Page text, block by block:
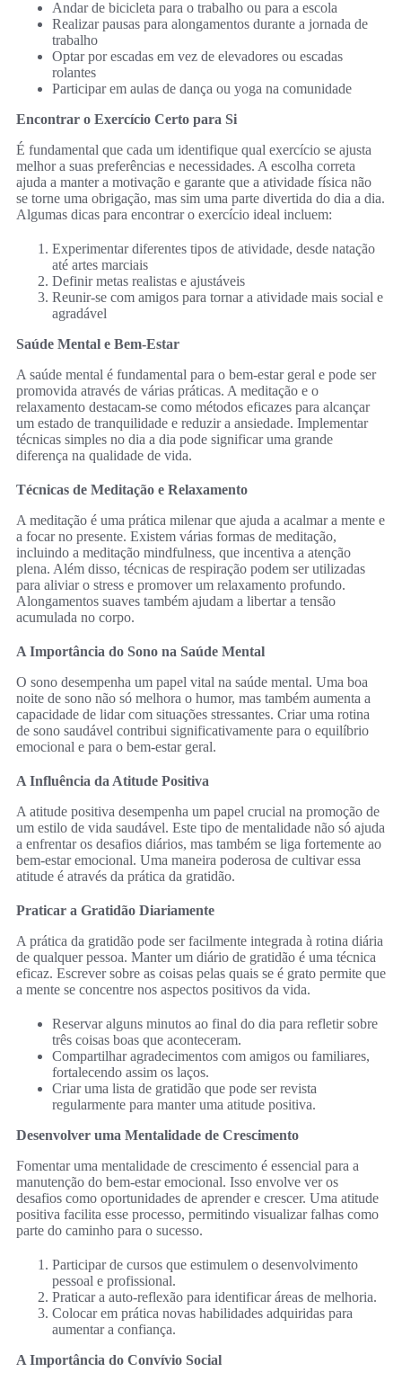
Andar de bicicleta para o trabalho ou para a escola
Realizar pausas para alongamentos durante a jornada de
trabalho
Optar por escadas em vez de elevadores ou escadas
rolantes
Participar em aulas de dança ou yoga na comunidade
Encontrar o Exercício Certo para Si
É fundamental que cada um identifique qual exercício se ajusta
melhor a suas preferências e necessidades. A escolha correta
ajuda a manter a motivação e garante que a atividade física não
se torne uma obrigação, mas sim uma parte divertida do dia a dia.
Algumas dicas para encontrar o exercício ideal incluem:
Experimentar diferentes tipos de atividade, desde natação
até artes marciais
Definir metas realistas e ajustáveis
Reunir-se com amigos para tornar a atividade mais social e
agradável
Saúde Mental e Bem-Estar
A saúde mental é fundamental para o bem-estar geral e pode ser
promovida através de várias práticas. A meditação e o
relaxamento destacam-se como métodos eficazes para alcançar
um estado de tranquilidade e reduzir a ansiedade. Implementar
técnicas simples no dia a dia pode significar uma grande
diferença na qualidade de vida.
Técnicas de Meditação e Relaxamento
A meditação é uma prática milenar que ajuda a acalmar a mente e
a focar no presente. Existem várias formas de meditação,
incluindo a meditação mindfulness, que incentiva a atenção
plena. Além disso, técnicas de respiração podem ser utilizadas
para aliviar o stress e promover um relaxamento profundo.
Alongamentos suaves também ajudam a libertar a tensão
acumulada no corpo.
A Importância do Sono na Saúde Mental
O sono desempenha um papel vital na saúde mental. Uma boa
noite de sono não só melhora o humor, mas também aumenta a
capacidade de lidar com situações stressantes. Criar uma rotina
de sono saudável contribui significativamente para o equilíbrio
emocional e para o bem-estar geral.
A Influência da Atitude Positiva
A atitude positiva desempenha um papel crucial na promoção de
um estilo de vida saudável. Este tipo de mentalidade não só ajuda
a enfrentar os desafios diários, mas também se liga fortemente ao
bem-estar emocional. Uma maneira poderosa de cultivar essa
atitude é através da prática da gratidão.
Praticar a Gratidão Diariamente
A prática da gratidão pode ser facilmente integrada à rotina diária
de qualquer pessoa. Manter um diário de gratidão é uma técnica
eficaz. Escrever sobre as coisas pelas quais se é grato permite que
a mente se concentre nos aspectos positivos da vida.
Reservar alguns minutos ao final do dia para refletir sobre
três coisas boas que aconteceram.
Compartilhar agradecimentos com amigos ou familiares,
fortalecendo assim os laços.
Criar uma lista de gratidão que pode ser revista
regularmente para manter uma atitude positiva.
Desenvolver uma Mentalidade de Crescimento
Fomentar uma mentalidade de crescimento é essencial para a
manutenção do bem-estar emocional. Isso envolve ver os
desafios como oportunidades de aprender e crescer. Uma atitude
positiva facilita esse processo, permitindo visualizar falhas como
parte do caminho para o sucesso.
Participar de cursos que estimulem o desenvolvimento
pessoal e profissional.
Praticar a auto-reflexão para identificar áreas de melhoria.
Colocar em prática novas habilidades adquiridas para
aumentar a confiança.
A Importância do Convívio Social